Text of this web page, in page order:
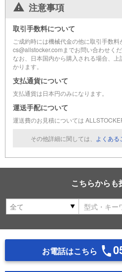
注意事項
取引手数料について
ご成約時には機械代金の他に取引手数
cs@allstocker.comまでお問い合わせくだ
なお、日本国内から購入される場合、
かります。
支払通貨について
支払通貨は日本円のみになります。
運送手配について
運送費のお見積については
その他詳細に関しては、 よくある
こちらからも
お電話はこちら